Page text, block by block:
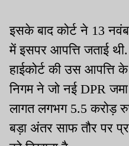
इसके बाद कोर्ट ने 13
में इसपर आपत्ति जताई थी.
हाईकोर्ट की उस आपत्ति
निगम ने जो नई DPR
लागत लगभग 5.5 करोड़
बड़ा अंतर साफ तौर पर